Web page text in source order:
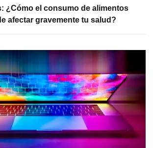
¿Cómo el consumo de alimentos
afectar gravemente tu salud?